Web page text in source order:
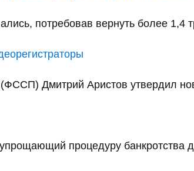
потребовав вернуть более 1,4
Дмитрий Аристов утвердил
процедуру банкротства